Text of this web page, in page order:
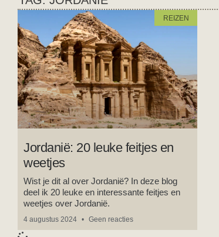
REIZEN
Jordanië: 20 leuke feitjes en
weetjes
Wist je dit al over Jordanië? In deze blog
deel ik 20 leuke en interessante feitjes en
weetjes over Jordanië.
4 augustus 2024 Geen reacties